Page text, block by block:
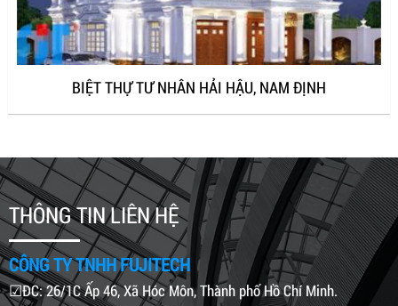
BIỆT THỰ TƯ NHÂN HẢI HẬU, NAM ĐỊNH
THÔNG TIN LIÊN HỆ
CÔNG TY TNHH FUJITECH
☑ĐC: 26/1C Ấp 46, Xã Hóc Môn, Thành phố Hồ Chí Minh.